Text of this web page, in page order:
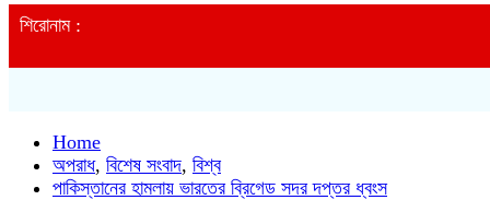
শিরোনাম :
Home
অপরাধ, বিশেষ সংবাদ, বিশ্ব
পাকিস্তানের হামলায় ভারতের ব্রিগেড সদর দপ্তর ধ্বংস